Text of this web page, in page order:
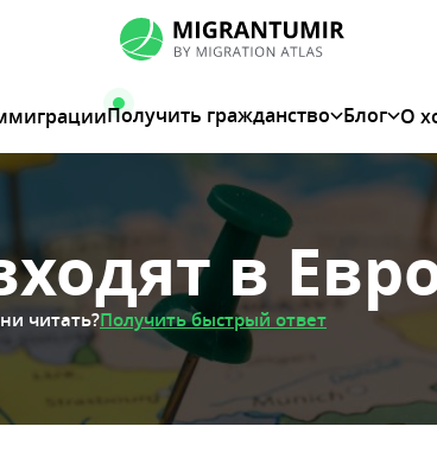
Получить гражданство Блог О
в
читать?Получить быстрый ответ